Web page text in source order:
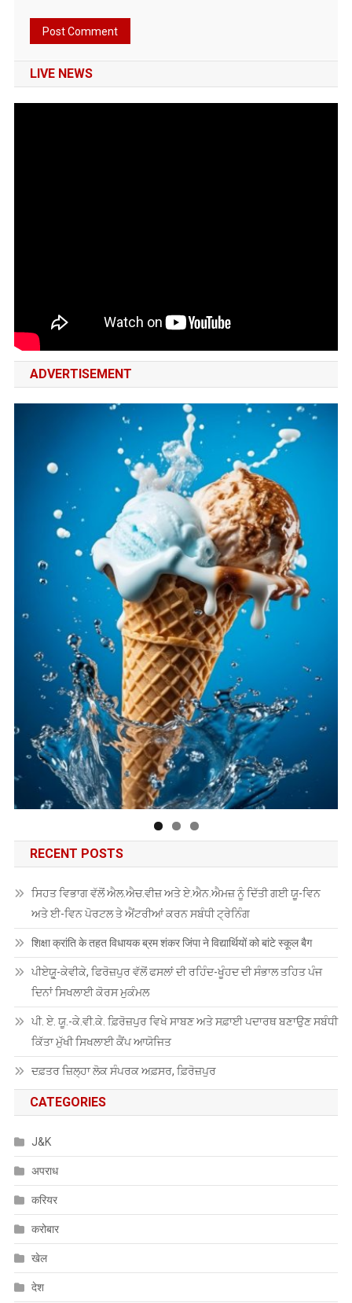
LIVE NEWS
ADVERTISEMENT
RECENT POSTS
ਸਿਹਤ ਵਿਭਾਗ ਵੱਲੋਂ ਐਲ.ਐਚ.ਵੀਜ਼ ਅਤੇ ਏ.ਐਨ.ਐਮਜ਼ ਨੂੰ ਦਿੱਤੀ ਗਈ ਯੂ-ਵਿਨ
ਅਤੇ ਈ-ਵਿਨ ਪੋਰਟਲ ਤੇ ਐਂਟਰੀਆਂ ਕਰਨ ਸਬੰਧੀ ਟ੍ਰੇਨਿੰਗ
शिक्षा क्रांति के तहत विधायक ब्रम शंकर जिंपा ने विद्यार्थियों को बांटे स्कूल बैग
ਪੀਏਯੂੑ-ਕੇਵੀਕੇ, ਫਿਰੋਜ਼ਪੁਰ ਵੱਲੋਂ ਫਸਲਾਂ ਦੀ ਰਹਿੰਦ-ਖੂੰਹਦ ਦੀ ਸੰਭਾਲ ਤਹਿਤ ਪੰਜ
ਦਿਨਾਂ ਸਿਖਲਾਈ ਕੋਰਸ ਮੁਕੰਮਲ
ਪੀ. ਏ. ਯੂ.-ਕੇ.ਵੀ.ਕੇ. ਫ਼ਿਰੋਜ਼ਪੁਰ ਵਿਖੇ ਸਾਬਣ ਅਤੇ ਸਫ਼ਾਈ ਪਦਾਰਥ ਬਣਾਉਣ ਸਬੰਧੀ
ਕਿੱਤਾ ਮੁੱਖੀ ਸਿਖਲਾਈ ਕੈਂਪ ਆਯੋਜਿਤ
ਦਫ਼ਤਰ ਜ਼ਿਲ੍ਹਾ ਲੋਕ ਸੰਪਰਕ ਅਫ਼ਸਰ, ਫ਼ਿਰੋਜ਼ਪੁਰ
CATEGORIES
J&K
अपराध
करियर
करोबार
खेल
देश